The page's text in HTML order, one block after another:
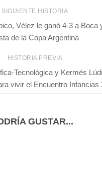
SIGUIENTE HISTORIA
Vélez le ganó 4-3 a Boca
de la Copa Argentina
HISTORIA PREVIA
Tecnológica y Kermés
vivir el Encuentro Infancias
GUSTAR...